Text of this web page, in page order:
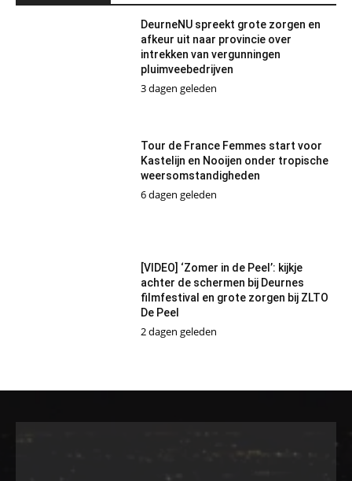
DeurneNU spreekt grote zorgen en
afkeur uit naar provincie over
intrekken van vergunningen
pluimveebedrijven
3 dagen geleden
Tour de France Femmes start voor
Kastelijn en Nooijen onder tropische
weersomstandigheden
6 dagen geleden
[VIDEO] ‘Zomer in de Peel’: kijkje
achter de schermen bij Deurnes
filmfestival en grote zorgen bij ZLTO
De Peel
2 dagen geleden